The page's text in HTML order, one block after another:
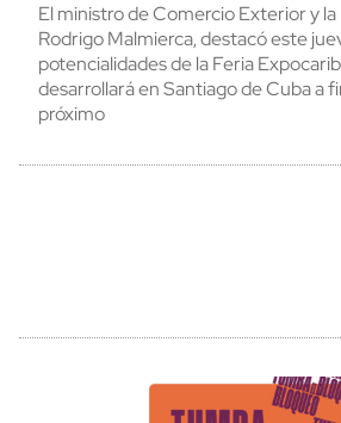
El ministro de Comercio Exterior y
Rodrigo Malmierca, destacó este
potencialidades de la Feria
desarrollará en Santiago de Cuba a
próximo